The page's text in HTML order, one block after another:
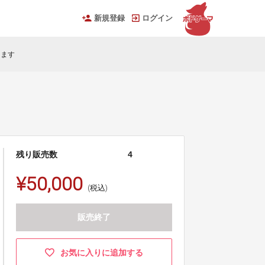
新規登録 ログイン
す
残り販売数 4
¥50,000 (税込)
販売終了
お気に入りに追加する